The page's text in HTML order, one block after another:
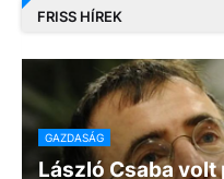
FRISS HÍREK
GAZDASÁG
László Csaba